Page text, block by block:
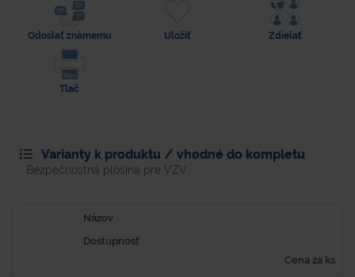
Odoslať známemu Uložiť Zdielať
Tlač
Varianty k produktu / vhodné do kompletu
Bezpečnostná plošina pre VZV
Názov
Dostupnosť
Cena za ks